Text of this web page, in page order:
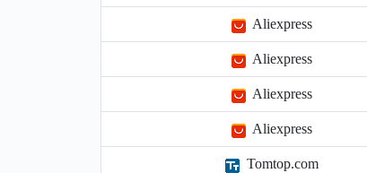
Aliexpress
Aliexpress
Aliexpress
Aliexpress
Tomtop.com